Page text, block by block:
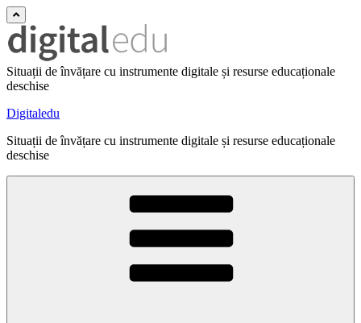
Situații de învățare cu instrumente digitale și resurse educaționale
deschise
Digitaledu
Situații de învățare cu instrumente digitale și resurse educaționale
deschise